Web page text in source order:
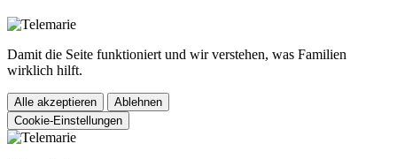
Damit die Seite funktioniert und wir verstehen, was Familien
wirklich hilft.
Alle akzeptieren
Ablehnen
Cookie-Einstellungen